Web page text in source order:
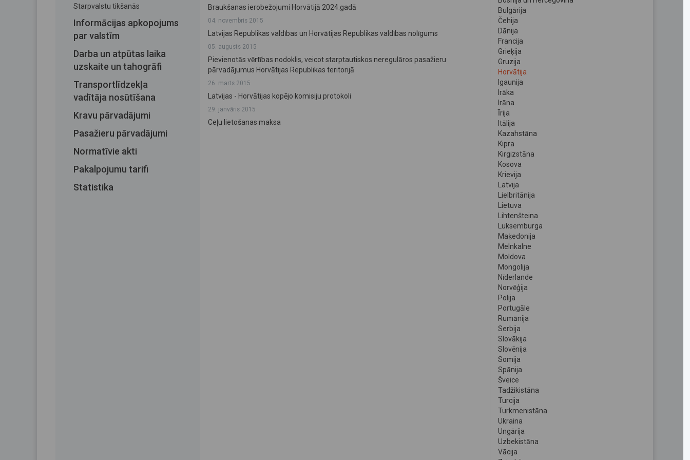
Starpvalstu tikšanās
Informācijas apkopojums
par valstīm
Darba un atpūtas laika
uzskaite un tahogrāfi
Transportlīdzekļa
vadītāja nosūtīšana
Kravu pārvadājumi
Pasažieru pārvadājumi
Normatīvie akti
Pakalpojumu tarifi
Statistika
Braukšanas ierobežojumi Horvātijā 2024.gadā
04. novembris 2015
Latvijas Republikas valdības un Horvātijas Republikas valdības nolīgums
05. augusts 2015
Pievienotās vērtības nodoklis, veicot starptautiskos neregulāros pasažieru
pārvadājumus Horvātijas Republikas teritorijā
26. marts 2015
Latvijas - Horvātijas kopējo komisiju protokoli
29. janvāris 2015
Ceļu lietošanas maksa
Bulgārija
Čehija
Dānija
Francija
Grieķija
Gruzija
Horvātija
Igaunija
Irāka
Irāna
Īrija
Itālija
Kazahstāna
Kipra
Kirgizstāna
Kosova
Krievija
Latvija
Lielbritānija
Lietuva
Lihtenšteina
Luksemburga
Maķedonija
Melnkalne
Moldova
Mongolija
Nīderlande
Norvēģija
Polija
Portugāle
Rumānija
Serbija
Slovākija
Slovēnija
Somija
Spānija
Šveice
Tadžikistāna
Turcija
Turkmenistāna
Ukraina
Ungārija
Uzbekistāna
Vācija